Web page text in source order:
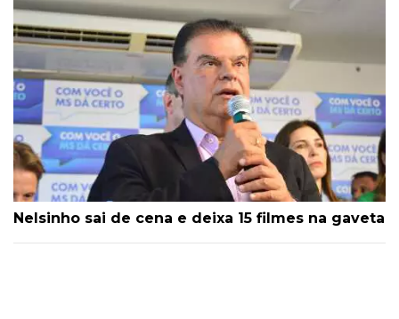
Nelsinho sai de cena e deixa 15 filmes na gaveta